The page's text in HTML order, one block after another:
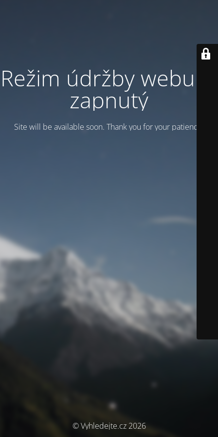
Režim údržby webu je
zapnutý
Site will be available soon. Thank you for your patience!
© Vyhledejte.cz 2026